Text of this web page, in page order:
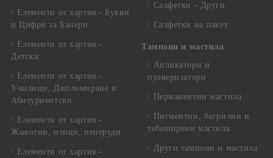
Елементи от хартия - Букви
и Цифри за Банери
Елементи от хартия -
Детски
Елементи от хартия -
Училище, Дипломиране и
Абитуриентски
Елементи от хартия -
Животни, птици, пеперуди
Елементи от хартия -
Салфетки - Други
Салфетки на пакет
Тампони и мастила
Апликатори и
пулверизатори
Перманентни мастила
Пигментни, багрилни и
тебеширени мастила
Други тампони и мастила